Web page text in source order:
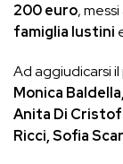
200 euro,
famiglia Iustini
Ad aggiudicarsi
Monica
Anita Di
Ricci, Sofia